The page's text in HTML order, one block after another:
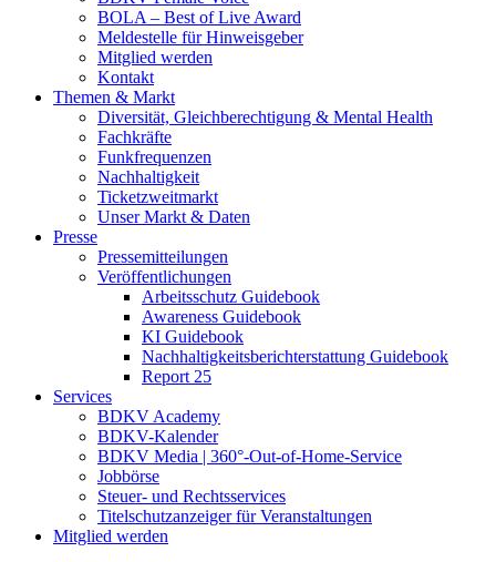
BOLA – Best of Live Award
Meldestelle für Hinweisgeber
Mitglied werden
Kontakt
Themen & Markt
Diversität, Gleichberechtigung & Mental Health
Fachkräfte
Funkfrequenzen
Nachhaltigkeit
Ticketzweitmarkt
Unser Markt & Daten
Presse
Pressemitteilungen
Veröffentlichungen
Arbeitsschutz Guidebook
Awareness Guidebook
KI Guidebook
Nachhaltigkeitsberichterstattung Guidebook
Report 25
Services
BDKV Academy
BDKV-Kalender
BDKV Media | 360°-Out-of-Home-Service
Jobbörse
Steuer- und Rechtsservices
Titelschutzanzeiger für Veranstaltungen
Mitglied werden